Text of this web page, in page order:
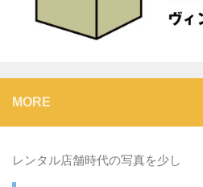
MORE
レンタル店舗時代の写真を少し